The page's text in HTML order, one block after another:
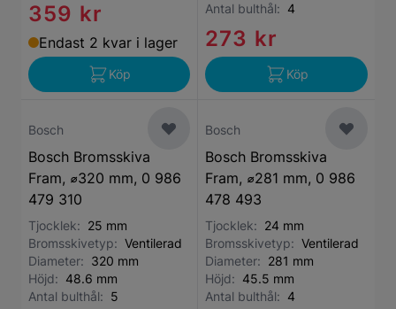
359 kr
Endast 2 kvar i lager
Köp
Antal bulthål: 4
273 kr
Köp
Bosch
Bosch Bromsskiva
Fram, ⌀320 mm, 0 986
479 310
Tjocklek: 25 mm
Bromsskivetyp: Ventilerad
Diameter: 320 mm
Höjd: 48.6 mm
Antal bulthål: 5
Bosch
Bosch Bromsskiva
Fram, ⌀281 mm, 0 986
478 493
Tjocklek: 24 mm
Bromsskivetyp: Ventilerad
Diameter: 281 mm
Höjd: 45.5 mm
Antal bulthål: 4